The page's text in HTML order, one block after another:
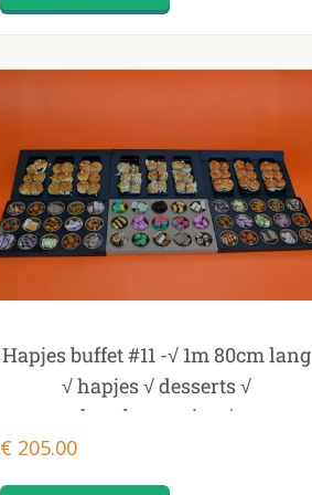
Hapjes buffet #11 -√ 1m 80cm lang
√ hapjes √ desserts √
hamburgertjes √
cheeseburgertjes √ sandwiches !
€ 205.00